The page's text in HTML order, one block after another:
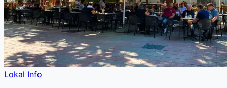
Lokal Info